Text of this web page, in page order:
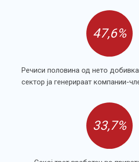
47,6%
Речиси половина од нето
сектор ја генерираат компании-
33,7%